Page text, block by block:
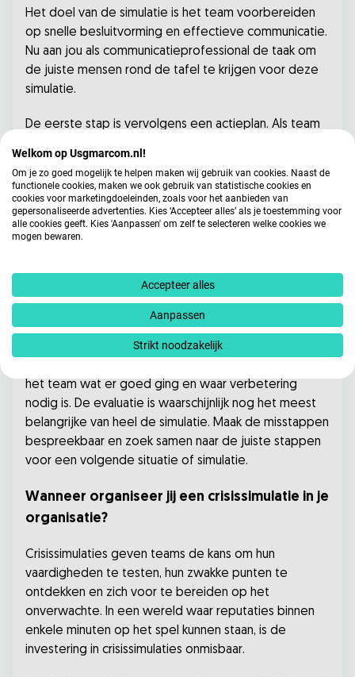
Het doel van de simulatie is het team voorbereiden
op snelle besluitvorming en effectieve communicatie.
Nu aan jou als communicatieprofessional de taak om
de juiste mensen rond de tafel te krijgen voor deze
simulatie.
De eerste stap is vervolgens een actieplan. Als team
zetten en te werken aan een verklaring voor de
media. Tegelijkertijd start het kwaliteitscontroleteam
een intern onderzoek om de bron van de besmetting
te achterhalen.
voor sociale media en de website, waarin ze de
zorgen erkennen, excuses aanbieden, en klanten
vertellen om het product niet te consumeren.
De klantenservice krijgt een script voor vragen van
het team wat er goed ging en waar verbetering
nodig is. De evaluatie is waarschijnlijk nog het meest
belangrijke van heel de simulatie. Maak de misstappen
bespreekbaar en zoek samen naar de juiste stappen
voor een volgende situatie of simulatie.
Wanneer organiseer jij een crisissimulatie in je
organisatie?
Crisissimulaties geven teams de kans om hun
vaardigheden te testen, hun zwakke punten te
ontdekken en zich voor te bereiden op het
onverwachte. In een wereld waar reputaties binnen
enkele minuten op het spel kunnen staan, is de
investering in crisissimulaties onmisbaar.
Welkom op Usgmarcom.nl!
Om je zo goed mogelijk te helpen maken wij gebruik van cookies. Naast de
functionele cookies, maken we ook gebruik van statistische cookies en
cookies voor marketingdoeleinden, zoals voor het aanbieden van
gepersonaliseerde advertenties. Kies ‘Accepteer alles’ als je toestemming voor
alle cookies geeft. Kies 'Aanpassen' om zelf te selecteren welke cookies we
mogen bewaren.
Accepteer alles
Aanpassen
Strikt noodzakelijk